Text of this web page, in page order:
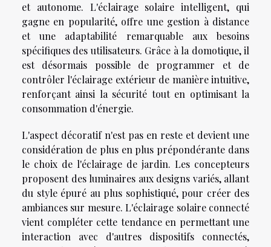
et autonome. L'éclairage solaire intelligent, qui
gagne en popularité, offre une gestion à distance
et une adaptabilité remarquable aux besoins
spécifiques des utilisateurs. Grâce à la domotique, il
est désormais possible de programmer et de
contrôler l'éclairage extérieur de manière intuitive,
renforçant ainsi la sécurité tout en optimisant la
consommation d'énergie.
L'aspect décoratif n'est pas en reste et devient une
considération de plus en plus prépondérante dans
le choix de l'éclairage de jardin. Les concepteurs
proposent des luminaires aux designs variés, allant
du style épuré au plus sophistiqué, pour créer des
ambiances sur mesure. L'éclairage solaire connecté
vient compléter cette tendance en permettant une
interaction avec d'autres dispositifs connectés,